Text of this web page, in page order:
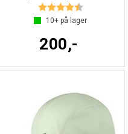
Karakter: 4.6 av 5
10+ på lager
200,-